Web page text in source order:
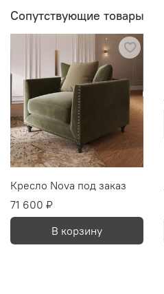
Сопутствующие товары
Кресло Nova под заказ
71 600 ₽
В корзину